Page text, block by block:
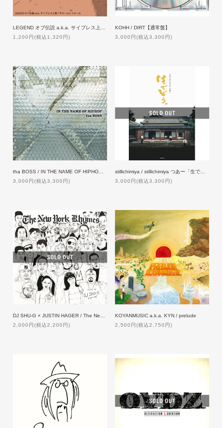
1,200円(税込1,320円)
KOHH / DIRT【通常盤】
3,000円(税込3,300円)
3,000円(税込3,300円)
3,000円(税込3,300円)
2,000円(税込2,200円)
KOYANMUSIC a.k.a. KYN / prelude
2,500円(税込2,750円)